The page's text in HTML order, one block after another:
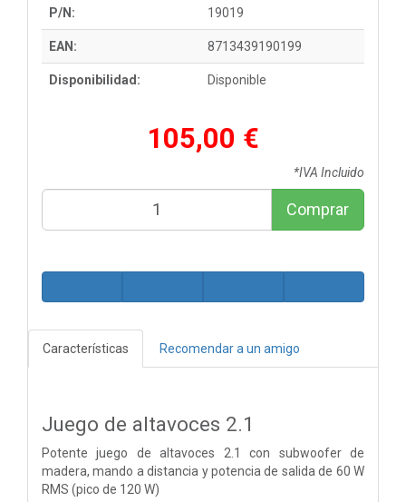
P/N: 19019
EAN: 8713439190199
Disponibilidad: Disponible
105,00 €
*IVA Incluido
Comprar
Características Recomendar a un amigo
Juego de altavoces 2.1
Potente juego de altavoces 2.1 con subwoofer de
madera, mando a distancia y potencia de salida de 60 W
RMS (pico de 120 W)